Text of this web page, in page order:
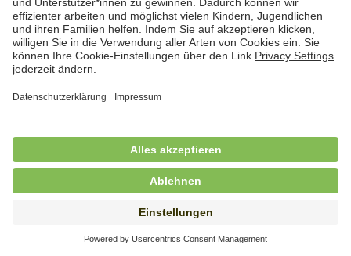
Saarbrücken, Saarbrücken
Hauswirtschaftskraft (m/w/d)
in Teilzeit (mind. 20 - max. 30 Std./.Wo.), SOS-
Hauswirtschaftskraft (m/w/d)
in unbefristeter Anstellung, Teilzeit (20 Std./Wo.), SOS-
Kinderdorf Dortmund, Hagen